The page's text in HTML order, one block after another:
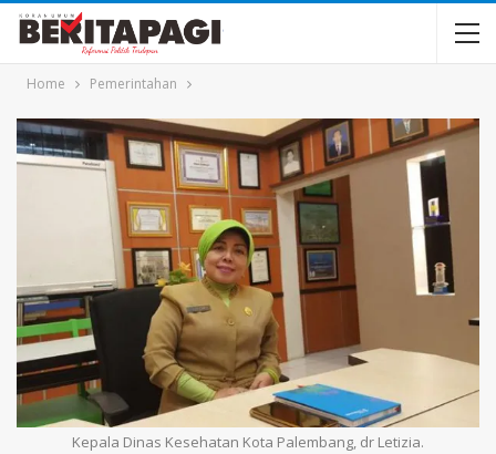
Home Pemerintahan
Kepala Dinas Kesehatan Kota Palembang, dr Letizia.